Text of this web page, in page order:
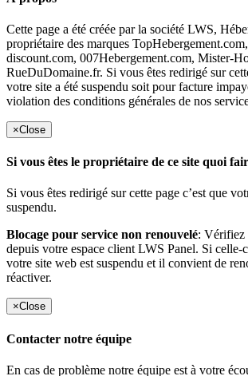
Cette page a été créée par la société LWS,
propriétaire des marques
discount.com, 007Hebergement.com, Mister-
RueDuDomaine.fr. Si vous êtes redirigé sur
votre site a été suspendu soit pour facture
violation des conditions générales de nos
×Close
Si vous êtes le propriétaire de ce site quoi
Si vous êtes redirigé sur cette page c’est que
suspendu.
Blocage pour service non renouvelé: Vérifiez
depuis votre espace client LWS Panel. Si celle-
votre site web est suspendu et il convient de
réactiver.
×Close
Contacter notre équipe
En cas de problème notre équipe est à votre